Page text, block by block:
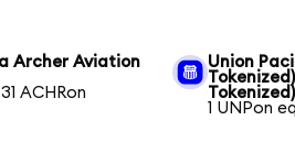
Archer Aviation
ACHRon
Union
Tokenized)
1 UNPon